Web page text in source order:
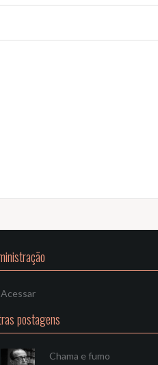
Acessar
postagens
Chama e fumo